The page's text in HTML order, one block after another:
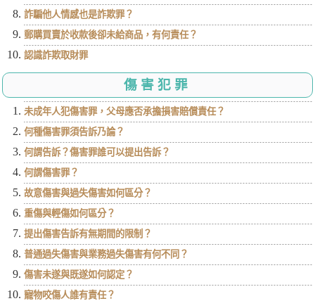
詐騙他人情感也是詐欺罪？
郵購買賣於收款後卻未給商品，有何責任？
認識詐欺取財罪
傷害犯罪
未成年人犯傷害罪，父母應否承擔損害賠償責任？
何種傷害罪須告訴乃論？
何謂告訴？傷害罪誰可以提出告訴？
何謂傷害罪？
故意傷害與過失傷害如何區分？
重傷與輕傷如何區分？
提出傷害告訴有無期間的限制？
普通過失傷害與業務過失傷害有何不同？
傷害未遂與既遂如何認定？
寵物咬傷人誰有責任？